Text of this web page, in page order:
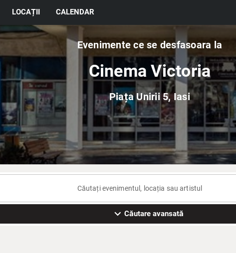
LOCAȚII CALENDAR
Evenimente ce se desfasoara la
Cinema Victoria
Piața Unirii 5, Iasi
expand_moreCăutare avansată